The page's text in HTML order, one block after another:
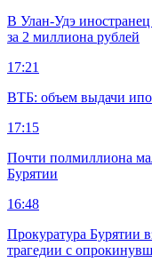
В Улан-Удэ
за 2 миллиона рублей
17:21
ВТБ: объем выдачи
17:15
Почти полмиллиона
Бурятии
16:48
Прокуратура Бурятии
трагедии с